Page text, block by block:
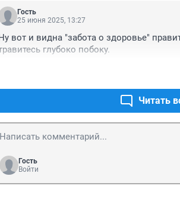
Гость
25 июня 2025, 13:27
вот и видна "забота о здоровье"
глубоко побоку.
Читать
Гость
Войти